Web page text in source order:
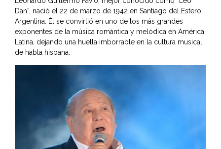
Dan”, nació el 22 de marzo de 1942 en Santiago del Estero,
Argentina. Él se convirtió en uno de los más grandes
exponentes de la música romántica y melódica en América
Latina, dejando una huella imborrable en la cultura musical
de habla hispana.